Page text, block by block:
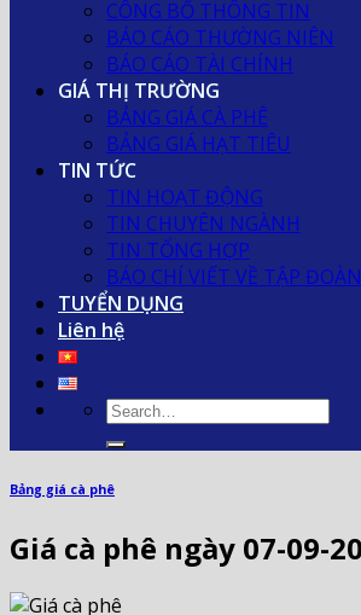
CÔNG BỐ THÔNG TIN
BÁO CÁO THƯỜNG NIÊN
BÁO CÁO TÀI CHÍNH
GIÁ THỊ TRƯỜNG
BẢNG GIÁ CÀ PHÊ
BẢNG GIÁ HẠT TIÊU
TIN TỨC
TIN HOẠT ĐỘNG
TIN CHUYÊN NGÀNH
TIN TỔNG HỢP
BÁO CHÍ VIẾT VỀ TẬP
TUYỂN DỤNG
Liên hệ
Bảng giá cà phê
Giá cà phê ngày 07-09-